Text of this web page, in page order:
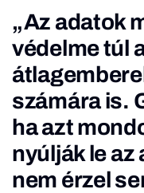
„Az adatok
védelme túl
számára is.
ha azt
nyúlják le
nem érzel